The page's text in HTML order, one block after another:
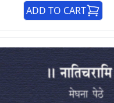
ADD TO CART